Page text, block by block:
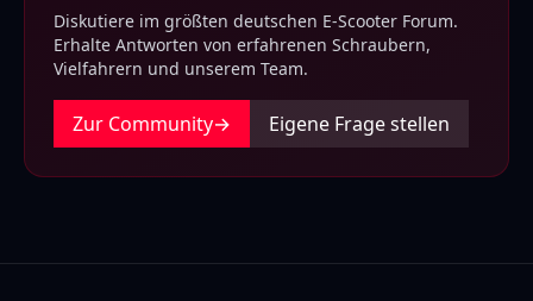
Diskutiere im größten deutschen E-Scooter Forum.
Erhalte Antworten von erfahrenen Schraubern,
Vielfahrern und unserem Team.
Zur Community→ Eigene Frage stellen